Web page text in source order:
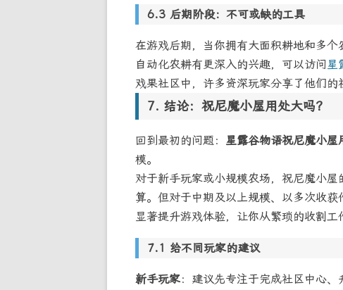
后期阶段：不可或缺的工具
在游戏后期，当你拥有大面积耕地和多
自动化农耕有更深入的兴趣，可以访问 星
戏果社区中，许多资深玩家分享了他们的
结论：祝尼魔小屋用处大吗？
回到最初的问题： 星露谷物语祝尼魔小屋
模。
对于新手玩家或小规模农场，祝尼魔小
算。但对于中期及以上规模、以多次收
显著提升游戏体验，让你从繁琐的收割工
给不同玩家的建议
新手玩家：建议先专注于完成社区中心